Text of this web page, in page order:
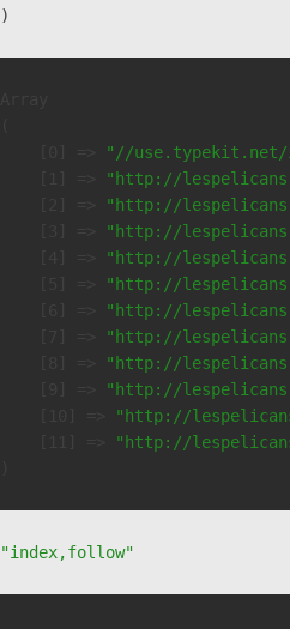
"//
"http://
"http://
"http://
"http://
"http://
"http://
"http://
"http://
"http://
"http://
"http://
"index,follow"